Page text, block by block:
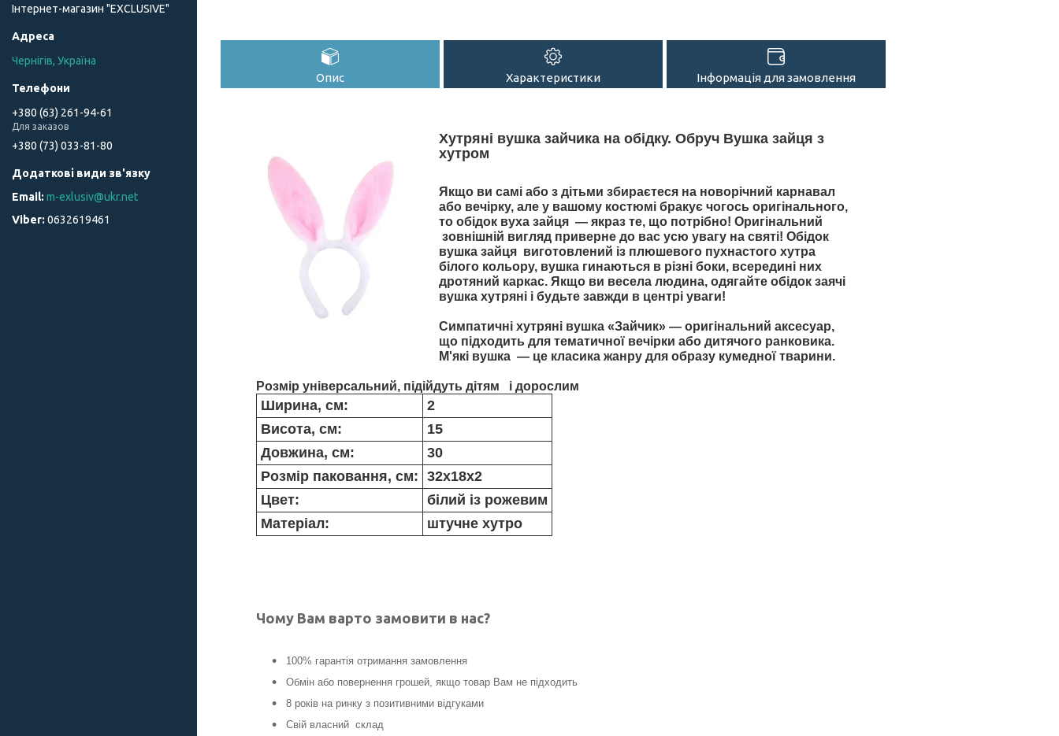
Опис Характеристики Інформація для замовлення
Хутряні вушка зайчика на обідку. Обруч Вушка зайця з
хутром
Якщо ви самі або з дітьми збираєтеся на новорічний карнавал
або вечірку, але у вашому костюмі бракує чогось оригінального,
то обідок вуха зайця — якраз те, що потрібно! Оригінальний
зовнішній вигляд приверне до вас усю увагу на святі! Обідок
вушка зайця виготовлений із плюшевого пухнастого хутра
білого кольору, вушка гинаються в різні боки, всередині них
дротяний каркас. Якщо ви весела людина, одягайте обідок заячі
вушка хутряні і будьте завжди в центрі уваги!
Симпатичні хутряні вушка «Зайчик» — оригінальний аксесуар,
що підходить для тематичної вечірки або дитячого ранковика.
М'які вушка — це класика жанру для образу кумедної тварини.
Розмір універсальний, підійдуть дітям і дорослим
Ширина, см:
2
Висота, см:
15
Довжина, см:
30
Розмір паковання, см: 32х18х2
Цвет:
білий із рожевим
Матеріал:
штучне хутро
Чому Вам варто замовити в нас?
100% гарантія отримання замовлення
Обмін або повернення грошей, якщо товар Вам не підходить
8 років на ринку з позитивними відгуками
Свій власний склад
Інтернет-магазин "ЕXCLUSIVE"
Чернігів, Україна
+380 (63) 261-94-61
Для заказов
+380 (73) 033-81-80
m-exlusiv@ukr.net
0632619461